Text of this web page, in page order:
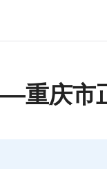
重庆市